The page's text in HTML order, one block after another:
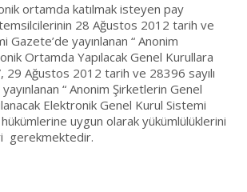
ortamda katılmak isteyen pay
28 Ağustos 2012 tarih ve
Gazete’de yayınlanan “ Anonim
Ortamda Yapılacak Genel Kurullara
29 Ağustos 2012 tarih ve 28396 sayılı
“ Anonim Şirketlerin Genel
Elektronik Genel Kurul Sistemi
hükümlerine uygun olarak yükümlülüklerini
gerekmektedir.